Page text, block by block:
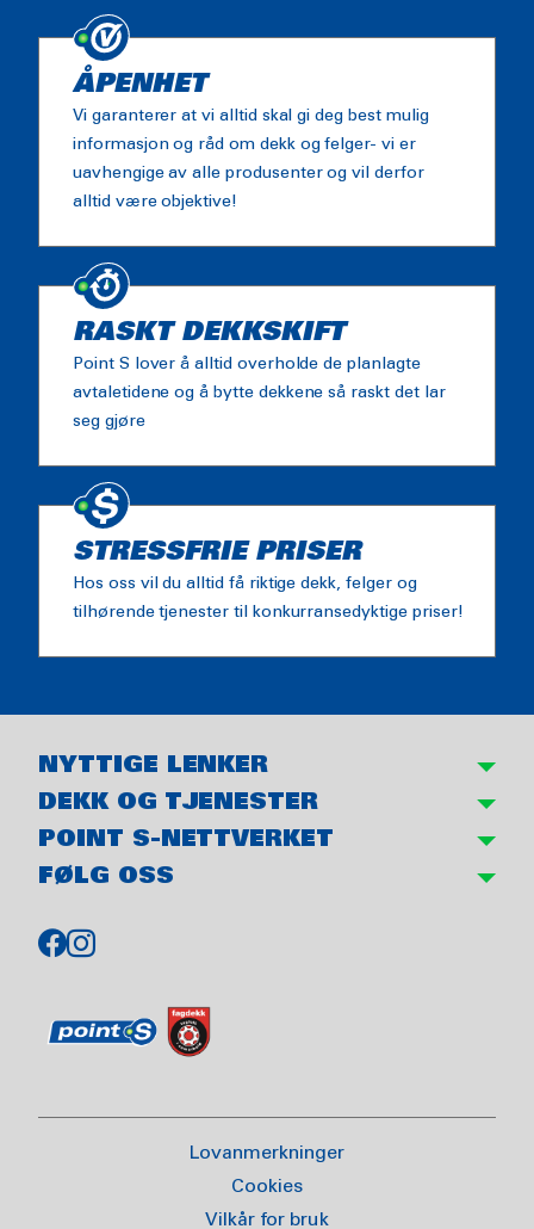
ÅPENHET
Vi garanterer at vi alltid skal gi deg best mulig
informasjon og råd om dekk og felger- vi er
uavhengige av alle produsenter og vil derfor
alltid være objektive!
RASKT DEKKSKIFT
Point S lover å alltid overholde de planlagte
avtaletidene og å bytte dekkene så raskt det lar
seg gjøre
STRESSFRIE PRISER
Hos oss vil du alltid få riktige dekk, felger og
tilhørende tjenester til konkurransedyktige priser!
NYTTIGE LENKER
DEKK OG TJENESTER
POINT S-NETTVERKET
FØLG OSS
Lovanmerkninger
Cookies
Vilkår for bruk